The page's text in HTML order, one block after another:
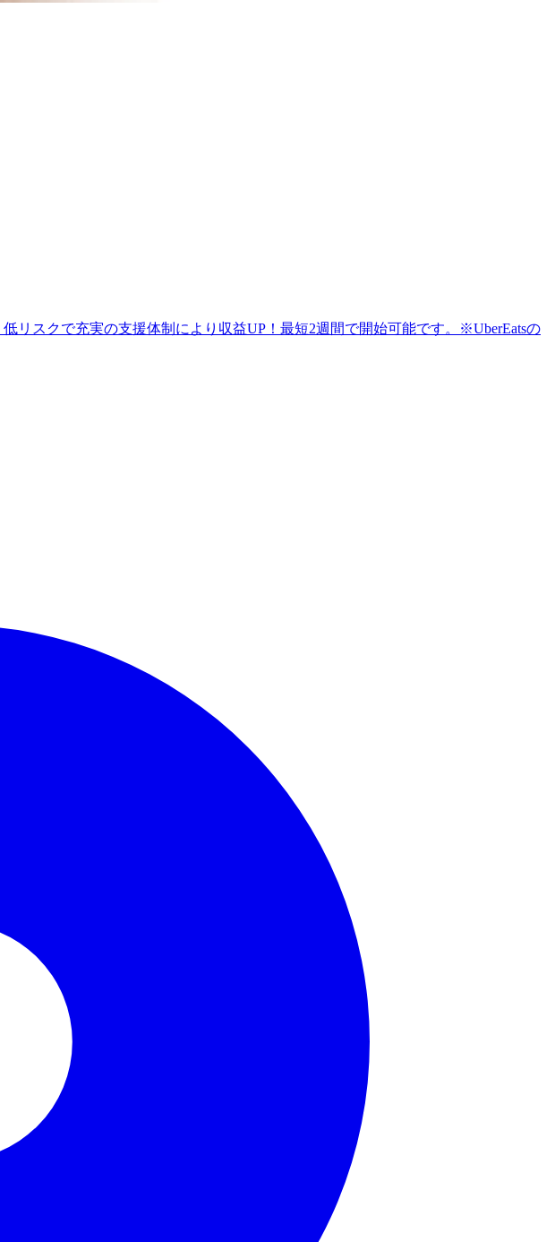
リスクで充実の支援体制により収益UP！最短2週間で開始可能です。※UberEatsの